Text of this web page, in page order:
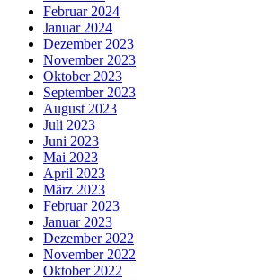
Februar 2024
Januar 2024
Dezember 2023
November 2023
Oktober 2023
September 2023
August 2023
Juli 2023
Juni 2023
Mai 2023
April 2023
März 2023
Februar 2023
Januar 2023
Dezember 2022
November 2022
Oktober 2022